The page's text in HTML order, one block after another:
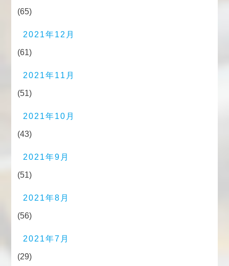
(65)
2021年12月
(61)
2021年11月
(51)
2021年10月
(43)
2021年9月
(51)
2021年8月
(56)
2021年7月
(29)